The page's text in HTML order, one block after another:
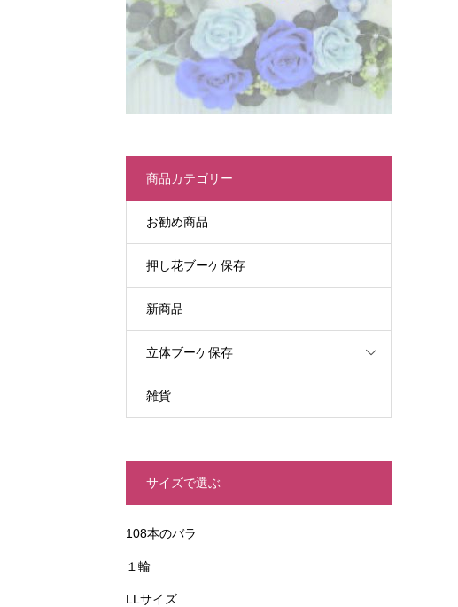
商品カテゴリー
お勧め商品
押し花ブーケ保存
新商品
立体ブーケ保存
雑貨
サイズで選ぶ
108本のバラ
１輪
LLサイズ